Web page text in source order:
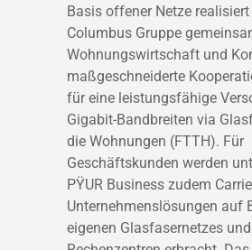
Basis offener Netze realisiert
Columbus Gruppe
Wohnungswirtschaft und
maßgeschneiderte
für eine leistungsfähige
Gigabit-Bandbreiten via
die Wohnungen (FTTH). Für
Geschäftskunden werden
PŸUR Business zudem
Unternehmenslösungen auf
eigenen Glasfasernetzes